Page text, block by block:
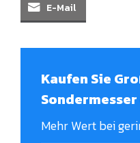
E-Mail
Kaufen Sie
Mehr Wert bei